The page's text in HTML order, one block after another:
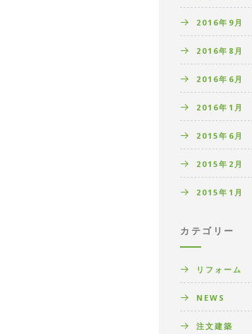
2016年9月
2016年8月
2016年6月
2016年1月
2015年6月
2015年2月
2015年1月
カテゴリー
リフォーム
NEWS
注文建築